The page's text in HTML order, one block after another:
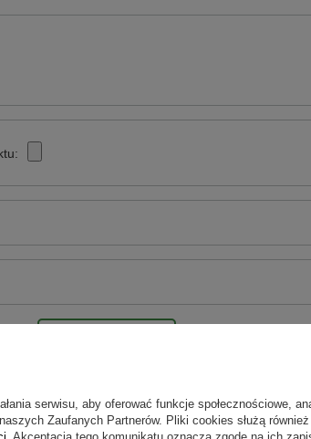
serwisu, aby oferować funkcje społecznościowe,
Zaufanych Partnerów. Pliki cookies służą